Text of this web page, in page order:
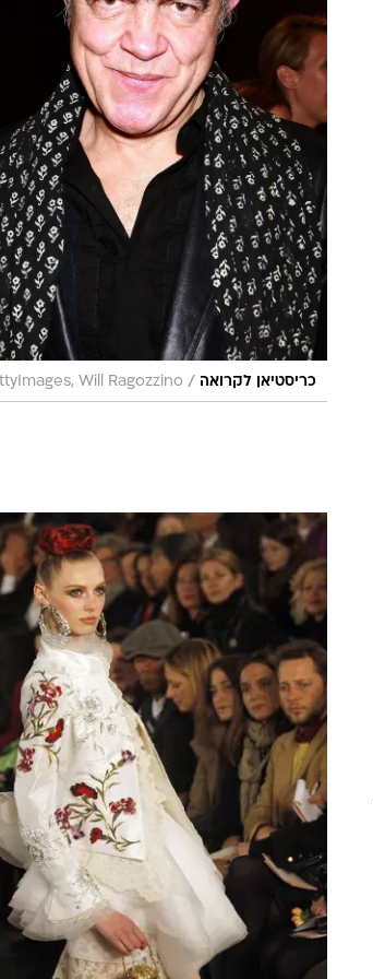
כריסטיאן לקרואה /
Will Ragozzino